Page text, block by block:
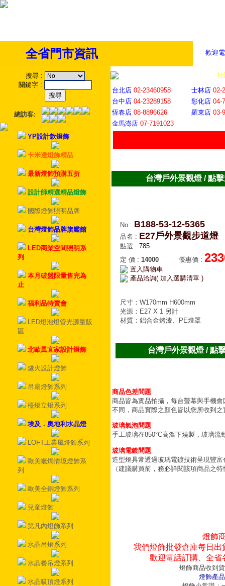
歡迎
全省門市資訊
搜尋 :
關鍵字 :
總訪客:
YP設計款燈飾
卡米達燈飾精品
最新燈飾預購五折
設計師精選精品燈飾
國際燈飾照明品牌
台灣燈飾品牌旗艦館
LED商業空間照明系
列
本月破盤限量售完為
止
福利品特賣會
LED燈泡燈管光源量販
區
北歐風宜家設計燈飾
燧火設計燈飾
吊扇燈飾系列
檯燈立燈系列
埃及．奧地利水晶燈
LOFT工業風燈飾系列
歐美蠟燭情境燈飾系
列
歐美全銅燈飾系列
兒童燈飾
第凡內燈飾系列
水晶吊燈系列
水晶餐吊燈系列
水晶吸頂燈系列
社
台北店 02-23460958 士林店 02-
台中店 04-23289158 彰化店 04-
恆春店 08-8896626 羅東店 03-
金馬澎店 07-7191023
台灣戶外景觀燈 / 點
No : B188-53-12-5365
品名 : E27戶外景觀步道燈
點選 : 785
定 價 : 14000 優惠價 :
置入購物車
產品洽詢( 加入選購清單 )
尺寸：W170mm H600mm
光源：E27 X 1 另計
材質：鋁合金烤漆、PE燈罩
台灣戶外景觀燈 / 點
商品色差問題
商品皆為實品拍攝，每台螢幕與手機
不同，商品實際之顏色皆以您所收到之
玻璃氣泡問題
手工玻璃在850°C高溫下燒製，玻璃
玻璃電鍍問題
造型燈具常透過玻璃電鍍技術呈現豐
（建議購買前，務必詳閱該項商品之
燈飾
我們燈飾批發倉庫每日
歡迎電話訂購、全
燈飾商品收到
燈飾產